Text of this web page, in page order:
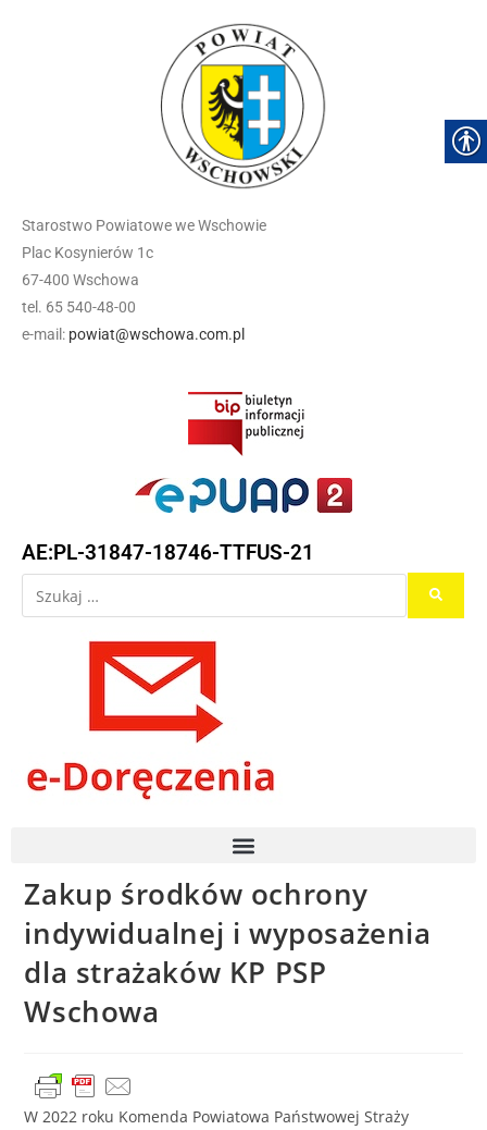
Starostwo Powiatowe we Wschowie
Plac Kosynierów 1c
67-400 Wschowa
tel. 65 540-48-00
e-mail: powiat@wschowa.com.pl
AE:PL-31847-18746-TTFUS-21
Zakup środków ochrony
indywidualnej i wyposażenia
dla strażaków KP PSP
Wschowa
W 2022 roku Komenda Powiatowa Państwowej Straży